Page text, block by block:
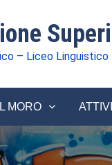
– Liceo Linguistico
MORO